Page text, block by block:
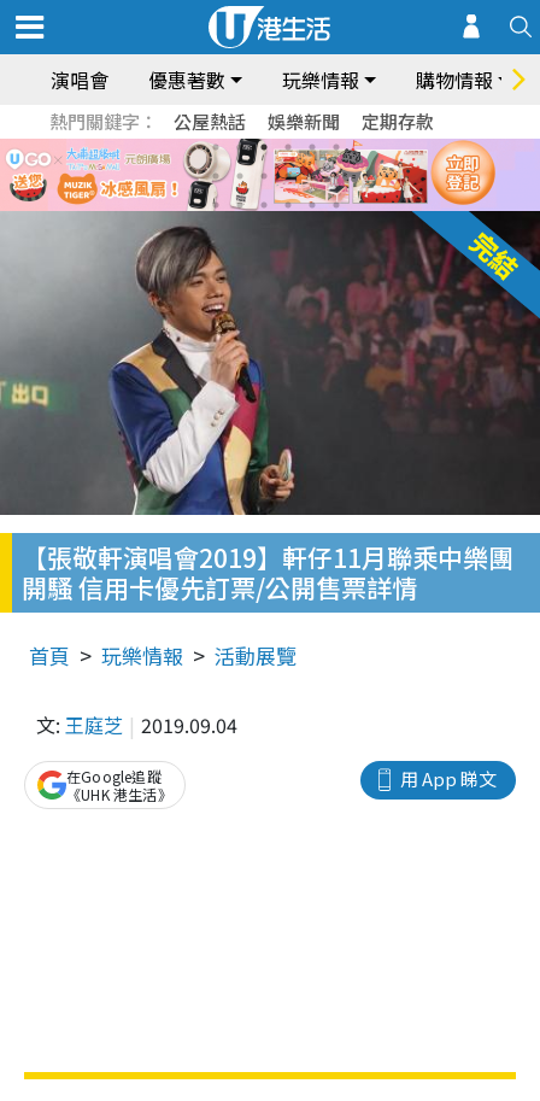
演唱會 優惠著數 玩樂情報 購物情報
熱門關鍵字： 公屋熱話 娛樂新聞 定期存款
【張敬軒演唱會2019】軒仔11月聯乘中樂團
開騷 信用卡優先訂票/公開售票詳情
首頁 玩樂情報 活動展覽
文: 王庭芝 2019.09.04
用 App 睇文
在Google追蹤
《UHK 港生活》